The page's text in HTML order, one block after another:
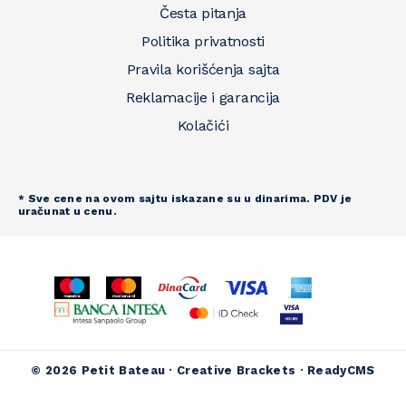
Česta pitanja
Politika privatnosti
Pravila korišćenja sajta
Reklamacije i garancija
Kolačići
* Sve cene na ovom sajtu iskazane su u dinarima. PDV je
uračunat u cenu.
© 2026 Petit Bateau · Creative Brackets · ReadyCMS